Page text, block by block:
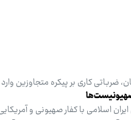
ضرباتی کاری بر پیکره متجاوزین
اسلامی با کفار صهیونی و